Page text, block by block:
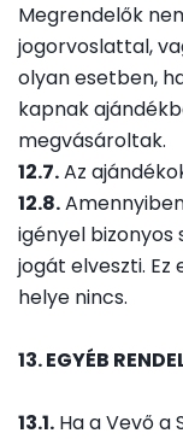
Megrendelők
jogorvoslattal,
olyan esetben,
kapnak
megvásároltak.
12.7.Az
12.8.
igényel
jogát elveszti.
helye nincs.
13. EGYÉB
13.1. Ha a Vevő